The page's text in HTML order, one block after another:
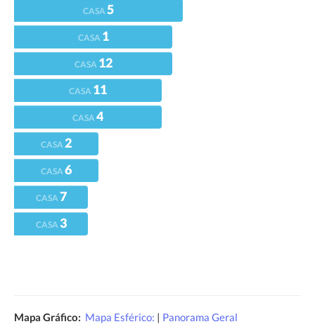
CASA5
CASA 1
CASA 12
CASA 11
CASA4
CASA2
CASA6
CASA7
CASA 3
Mapa Gráfico: Mapa Esférico: | Panorama Geral